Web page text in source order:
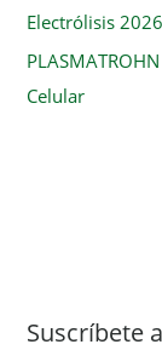
Electrólisis 2026
Celular
Suscríbete